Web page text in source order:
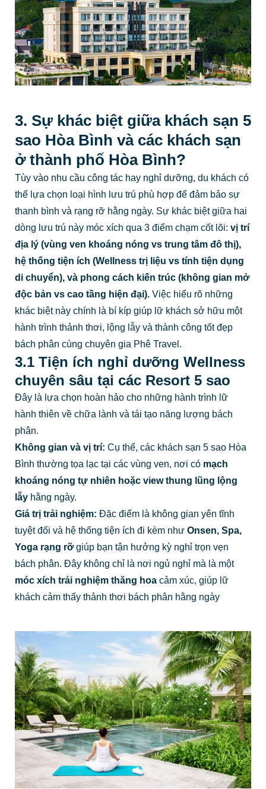
3. Sự khác biệt giữa khách sạn 5
sao Hòa Bình và các khách sạn
ở thành phố Hòa Bình?
Tùy vào nhu cầu công tác hay nghỉ dưỡng, du khách có
thể lựa chọn loại hình lưu trú phù hợp để đảm bảo sự
thanh bình và rạng rỡ hằng ngày. Sự khác biệt giữa hai
dòng lưu trú này móc xích qua 3 điểm chạm cốt lõi: vị trí
địa lý(vùng ven khoáng nóng vs trung tâm đô thị),
hệ thống tiện ích (Wellness trị liệu vs tính tiện dụng
di chuyển), và phong cách kiến trúc(không gian mở
độc bản vs cao tầng hiện đại).Việc hiểu rõ những
khác biệt này chính là bí kíp giúp lữ khách sở hữu một
hành trình thảnh thơi, lộng lẫy và thành công tốt đẹp
bách phân cùng chuyên gia Phê Travel.
3.1 Tiện ích nghỉ dưỡng Wellness
chuyên sâu tại các Resort 5 sao
Đây là lựa chọn hoàn hảo cho những hành trình lữ
hành thiên về chữa lành và tái tạo năng lượng bách
phân.
Không gian và vị trí: Cụ thể, các khách sạn 5 sao Hòa
Bình thường tọa lạc tại các vùng ven, nơi có mạch
khoáng nóng tự nhiên hoặc view thung lũng lộng
lẫyhằng ngày.
Giá trị trải nghiệm: Đặc điểm là không gian yên tĩnh
tuyệt đối và hệ thống tiện ích đi kèm như Onsen, Spa,
Yoga rạng rỡgiúp bạn tận hưởng kỳ nghỉ trọn vẹn
bách phân. Đây không chỉ là nơi ngủ nghỉ mà là một
móc xích trải nghiệm thăng hoacảm xúc, giúp lữ
khách cảm thấy thảnh thơi bách phân hằng ngày